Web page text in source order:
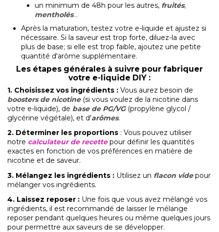
un minimum de 48h pour les autres, fruités,
mentholés...
Après la maturation, testez votre e-liquide et ajustez si
nécessaire. Si la saveur est trop forte, diluez-la avec
plus de base; si elle est trop faible, ajoutez une petite
quantité d'arôme supplémentaire.
Les étapes générales à suivre pour fabriquer
votre e-liquide DIY :
1. Choisissez vos ingrédients : Vous aurez besoin de
boosters de nicotine(si vous voulez de la nicotine dans
votre e-liquide), de base de PG/VG(propylène glycol /
glycérine végétale), et d'arômes.
2. Déterminer les proportions : Vous pouvez utiliser
notre calculateur de recette pour définir les quantités
exactes en fonction de vos préférences en matière de
nicotine et de saveur.
3. Mélangez les ingrédients : Utilisez un flacon videpour
mélanger vos ingrédients.
4. Laissez reposer : Une fois que vous avez mélangé vos
ingrédients, il est recommandé de laisser le mélange
reposer pendant quelques heures ou même quelques jours
pour permettre aux saveurs de se développer.